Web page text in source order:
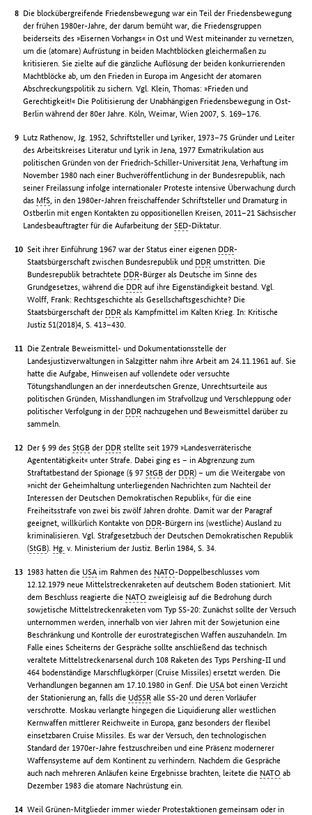
Die blockübergreifende Friedensbewegung war ein Teil der Friedensbewegung
der frühen 1980er-Jahre, der darum bemüht war, die Friedensgruppen
beiderseits des »Eisernen Vorhangs« in Ost und West miteinander zu vernetzen,
um die (atomare) Aufrüstung in beiden Machtblöcken gleichermaßen zu
kritisieren. Sie zielte auf die gänzliche Auflösung der beiden konkurrierenden
Machtblöcke ab, um den Frieden in Europa im Angesicht der atomaren
Abschreckungspolitik zu sichern. Vgl. Klein, Thomas: »Frieden und
Gerechtigkeit!« Die Politisierung der Unabhängigen Friedensbewegung in Ost-
Berlin während der 80er Jahre. Köln, Weimar, Wien 2007, S. 169–176.
Lutz Rathenow, Jg. 1952, Schriftsteller und Lyriker, 1973–75 Gründer und Leiter
des Arbeitskreises Literatur und Lyrik in Jena, 1977 Exmatrikulation aus
politischen Gründen von der Friedrich-Schiller-Universität Jena, Verhaftung im
November 1980 nach einer Buchveröffentlichung in der Bundesrepublik, nach
seiner Freilassung infolge internationaler Proteste intensive Überwachung durch
das MfS , in den 1980er-Jahren freischaffender Schriftsteller und Dramaturg in
Ostberlin mit engen Kontakten zu oppositionellen Kreisen, 2011–21 Sächsischer
Landesbeauftragter für die Aufarbeitung derSED-Diktatur.
Seit ihrer Einführung 1967 war der Status einer eigenen DDR-
Staatsbürgerschaft zwischen Bundesrepublik und DDR umstritten. Die
Bundesrepublik betrachtete DDR-Bürger als Deutsche im Sinne des
Grundgesetzes, während die DDR auf ihre Eigenständigkeit bestand. Vgl.
Wolff, Frank: Rechtsgeschichte als Gesellschaftsgeschichte? Die
Staatsbürgerschaft der DDR als Kampfmittel im Kalten Krieg. In: Kritische
Justiz 51(2018)4, S. 413–430.
Die Zentrale Beweismittel- und Dokumentationsstelle der
Landesjustizverwaltungen in Salzgitter nahm ihre Arbeit am 24.11.1961 auf. Sie
hatte die Aufgabe, Hinweisen auf vollendete oder versuchte
Tötungshandlungen an der innerdeutschen Grenze, Unrechtsurteile aus
politischen Gründen, Misshandlungen im Strafvollzug und Verschleppung oder
politischer Verfolgung in der DDR nachzugehen und Beweismittel darüber zu
sammeln.
Der § 99 desStGB der DDR stellte seit 1979 »Landesverräterische
Agententätigkeit« unter Strafe. Dabei ging es – in Abgrenzung zum
Straftatbestand der Spionage (§ 97StGB der DDR) – um die Weitergabe von
»nicht der Geheimhaltung unterliegenden Nachrichten zum Nachteil der
Interessen der Deutschen Demokratischen Republik«, für die eine
Freiheitsstrafe von zwei bis zwölf Jahren drohte. Damit war der Paragraf
geeignet, willkürlich Kontakte von DDR-Bürgern ins (westliche) Ausland zu
kriminalisieren. Vgl. Strafgesetzbuch der Deutschen Demokratischen Republik
(StGB). Hg. v. Ministerium der Justiz. Berlin 1984, S. 34.
1983 hatten die USA im Rahmen des NATO-Doppelbeschlusses vom
12.12.1979 neue Mittelstreckenraketen auf deutschem Boden stationiert. Mit
dem Beschluss reagierte die NATO zweigleisig auf die Bedrohung durch
sowjetische Mittelstreckenraketen vom Typ SS-20: Zunächst sollte der Versuch
unternommen werden, innerhalb von vier Jahren mit der Sowjetunion eine
Beschränkung und Kontrolle der eurostrategischen Waffen auszuhandeln. Im
Falle eines Scheiterns der Gespräche sollte anschließend das technisch
veraltete Mittelstreckenarsenal durch 108 Raketen des Typs Pershing-II und
464 bodenständige Marschflugkörper (Cruise Missiles) ersetzt werden. Die
Verhandlungen begannen am 17.10.1980 in Genf. Die USA bot einen Verzicht
der Stationierung an, falls die UdSSR alle SS-20 und deren Vorläufer
verschrotte. Moskau verlangte hingegen die Liquidierung aller westlichen
Kernwaffen mittlerer Reichweite in Europa, ganz besonders der flexibel
einsetzbaren Cruise Missiles. Es war der Versuch, den technologischen
Standard der 1970er-Jahre festzuschreiben und eine Präsenz modernerer
Waffensysteme auf dem Kontinent zu verhindern. Nachdem die Gespräche
auch nach mehreren Anläufen keine Ergebnisse brachten, leitete die NATO ab
Dezember 1983 die atomare Nachrüstung ein.
Weil Grünen-Mitglieder immer wieder Protestaktionen gemeinsam oder in